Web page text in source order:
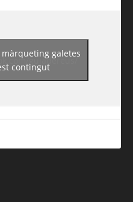
guiadereus/
galetes
contingut